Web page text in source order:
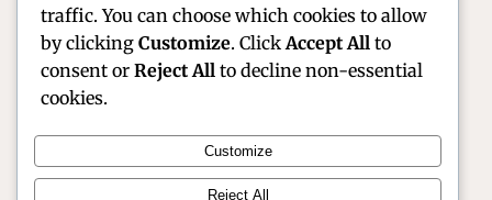
traffic. You can choose which cookies to allow
by clicking Customize. Click Accept All to
consent or Reject All to decline non-essential
cookies.
Customize
Reject All